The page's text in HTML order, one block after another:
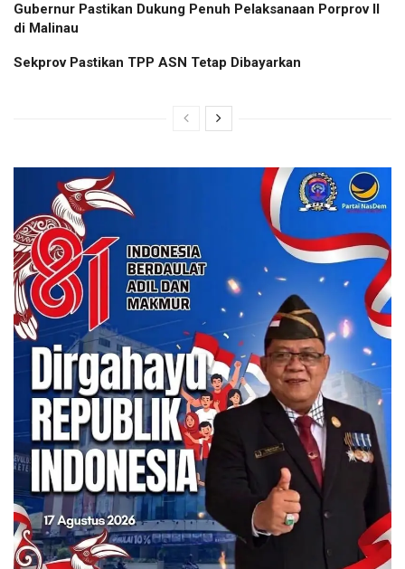
Gubernur Pastikan Dukung Penuh Pelaksanaan Porprov II
di Malinau
Sekprov Pastikan TPP ASN Tetap Dibayarkan